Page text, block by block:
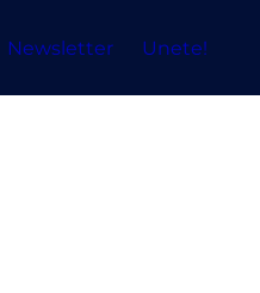
Newsletter Unete!